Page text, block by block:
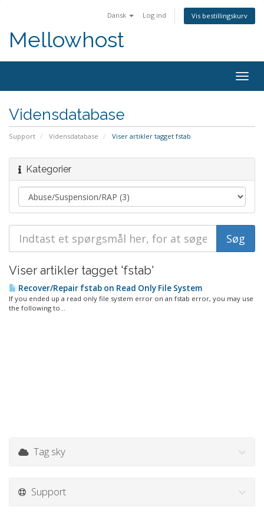
Dansk Log ind Vis bestillingskurv
Mellowhost
Vidensdatabase
Support Vidensdatabase Viser artikler tagget fstab
Kategorier
Viser artikler tagget 'fstab'
Recover/Repair fstab on Read Only File System
If you ended up a read only file system error on an fstab error, you may use
the following to...
Tag sky
Support